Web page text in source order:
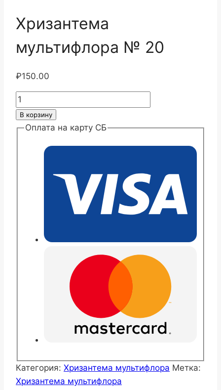
Хризантема
мультифлора № 20
₽150.00
Количество
товара
Хризантема
В корзину
Оплата на карту СБ
Категория: Хризантема мультифлора Метка:
Хризантема мультифлора